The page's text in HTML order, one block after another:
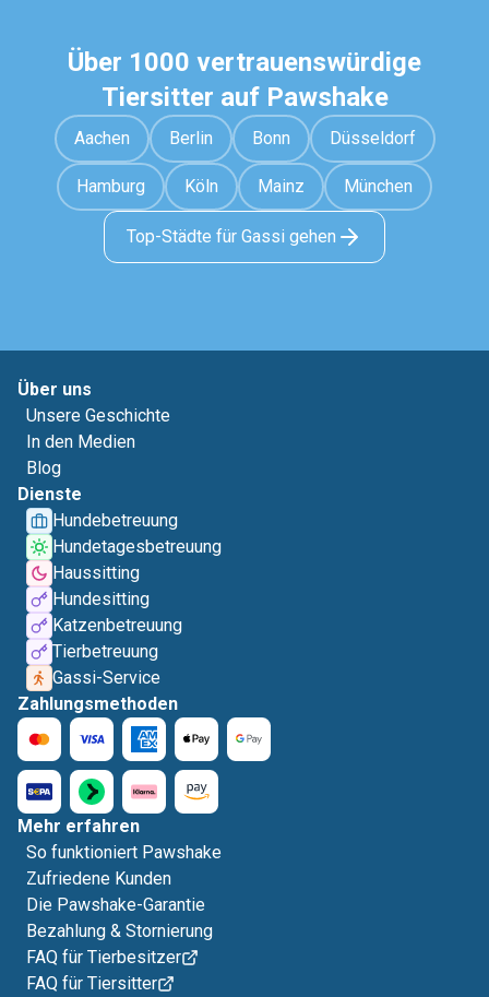
Über 1000 vertrauenswürdige
Tiersitter auf Pawshake
Aachen Berlin Bonn Düsseldorf
Hamburg Köln Mainz München
Top-Städte für Gassi gehen
Über uns
Unsere Geschichte
In den Medien
Blog
Dienste
Hundebetreuung
Hundetagesbetreuung
Haussitting
Hundesitting
Katzenbetreuung
Tierbetreuung
Gassi-Service
Zahlungsmethoden
Mehr erfahren
So funktioniert Pawshake
Zufriedene Kunden
Die Pawshake-Garantie
Bezahlung & Stornierung
FAQ für Tierbesitzer
FAQ für Tiersitter